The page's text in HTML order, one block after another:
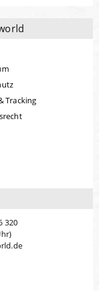
Tracking
320